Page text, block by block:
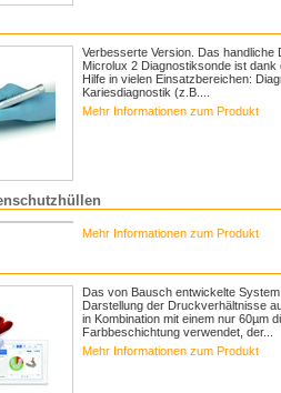
Verbesserte Version. Das handliche
Microlux 2 Diagnostiksonde ist
Hilfe in vielen Einsatzbereichen:
Kariesdiagnostik (z.B....
Mehr Informationen zum Produkt
Mehr Informationen zum Produkt
Das von Bausch entwickelte
Darstellung der Druckverhältnisse
in Kombination mit einem nur 60µm
Farbbeschichtung verwendet, der...
Mehr Informationen zum Produkt